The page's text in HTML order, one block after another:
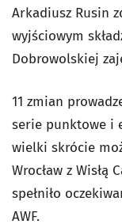
Arkadiusz Rusin
wyjściowym
Dobrowolskiej
11 zmian
serie punktowe i
wielki skrócie
Wrocław z Wisłą
spełniło
AWF.